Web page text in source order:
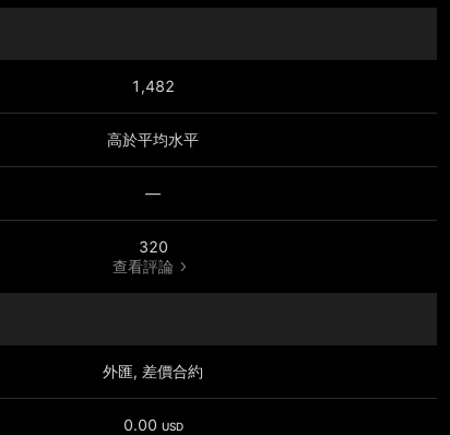
1,482
高於平均水平
—
320
查看評論
外匯, 差價合約
0.00 USD